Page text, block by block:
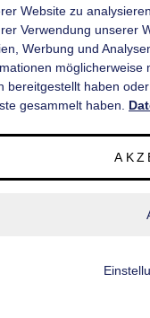
KATEGORIEN
© 2020 wm
Website zu
Verwendung unserer
Werbung und
möglicherweise
bereitgestellt haben
gesammelt haben.